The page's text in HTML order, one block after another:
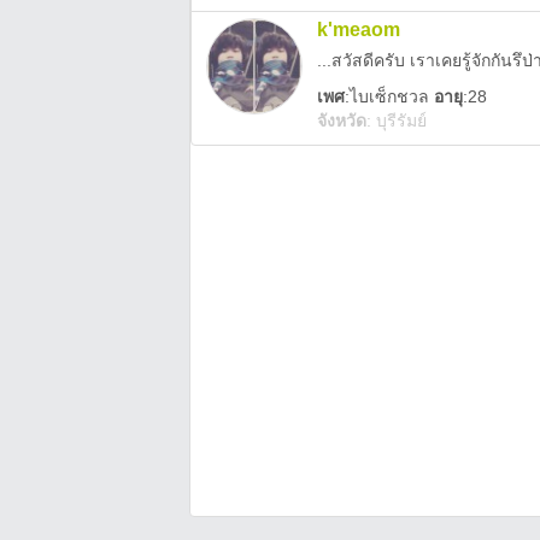
k'meaom
...สวัสดีครับ เราเคยรู้จักกันรึป่
เพศ:ไบเซ็กชวล อายุ:28
จังหวัด: บุรีรัมย์